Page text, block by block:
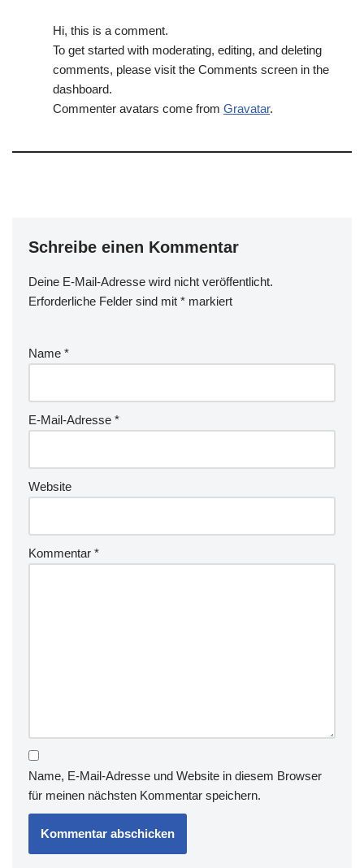
Hi, this is a comment.
To get started with moderating, editing, and deleting
comments, please visit the Comments screen in the
dashboard.
Commenter avatars come from Gravatar.
Schreibe einen Kommentar
Deine E-Mail-Adresse wird nicht veröffentlicht.
Erforderliche Felder sind mit * markiert
Name *
E-Mail-Adresse *
Website
Kommentar *
Name, E-Mail-Adresse und Website in diesem Browser
für meinen nächsten Kommentar speichern.